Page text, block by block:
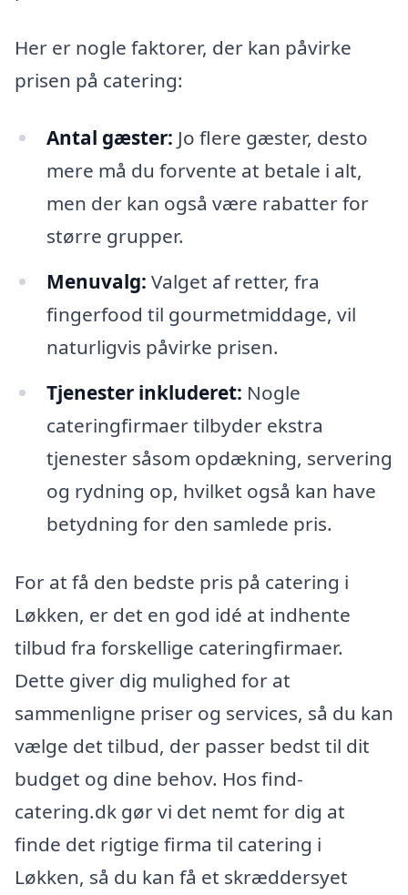
Her er nogle faktorer, der kan påvirke
prisen på catering:
Antal gæster: Jo flere gæster, desto
mere må du forvente at betale i alt,
men der kan også være rabatter for
større grupper.
Menuvalg: Valget af retter, fra
fingerfood til gourmetmiddage, vil
naturligvis påvirke prisen.
Tjenester inkluderet: Nogle
cateringfirmaer tilbyder ekstra
tjenester såsom opdækning, servering
og rydning op, hvilket også kan have
betydning for den samlede pris.
For at få den bedste pris på catering i
Løkken, er det en god idé at indhente
tilbud fra forskellige cateringfirmaer.
Dette giver dig mulighed for at
sammenligne priser og services, så du kan
vælge det tilbud, der passer bedst til dit
budget og dine behov. Hos find-
catering.dk gør vi det nemt for dig at
finde det rigtige firma til catering i
Løkken, så du kan få et skræddersyet